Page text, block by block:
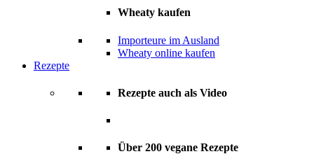
Wheaty kaufen
Importeure im Ausland
Wheaty online kaufen
Rezepte
Rezepte auch als Video
Über 200 vegane Rezepte